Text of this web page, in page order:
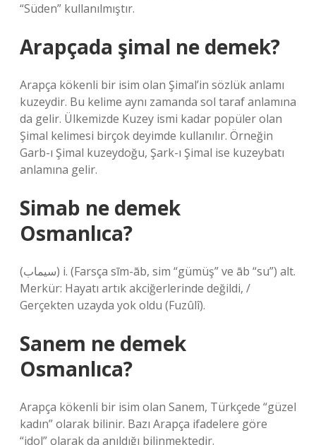
“Süden” kullanılmıştır.
Arapçada şimal ne demek?
Arapça kökenli bir isim olan Şimal’in sözlük anlamı
kuzeydir. Bu kelime aynı zamanda sol taraf anlamına
da gelir. Ülkemizde Kuzey ismi kadar popüler olan
Şimal kelimesi birçok deyimde kullanılır. Örneğin
Garb-ı Şimal kuzeydoğu, Şark-ı Şimal ise kuzeybatı
anlamına gelir.
Simab ne demek
Osmanlıca?
(ﺳﻴﻤﺎﺏ) i. (Farsça sīm-āb, sіm “gümüş” ve āb “su”) alt.
Merkür: Hayatı artık akciğerlerinde değildi, /
Gerçekten uzayda yok oldu (Fuzûlî).
Sanem ne demek
Osmanlıca?
Arapça kökenli bir isim olan Sanem, Türkçede “güzel
kadın” olarak bilinir. Bazı Arapça ifadelere göre
“idol” olarak da anıldığı bilinmektedir.